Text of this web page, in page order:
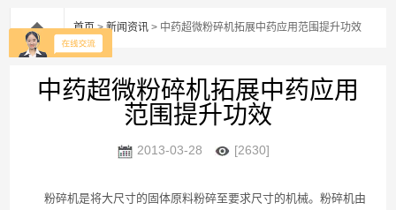
首页>新闻资讯 > 中药超微粉碎机拓展中药应用范围提升功效
中药超微粉碎机拓展中药应用
范围提升功效
2013-03-28 [2630]
粉碎机是将大尺寸的固体原料粉碎至要求尺寸的机械。粉碎机由